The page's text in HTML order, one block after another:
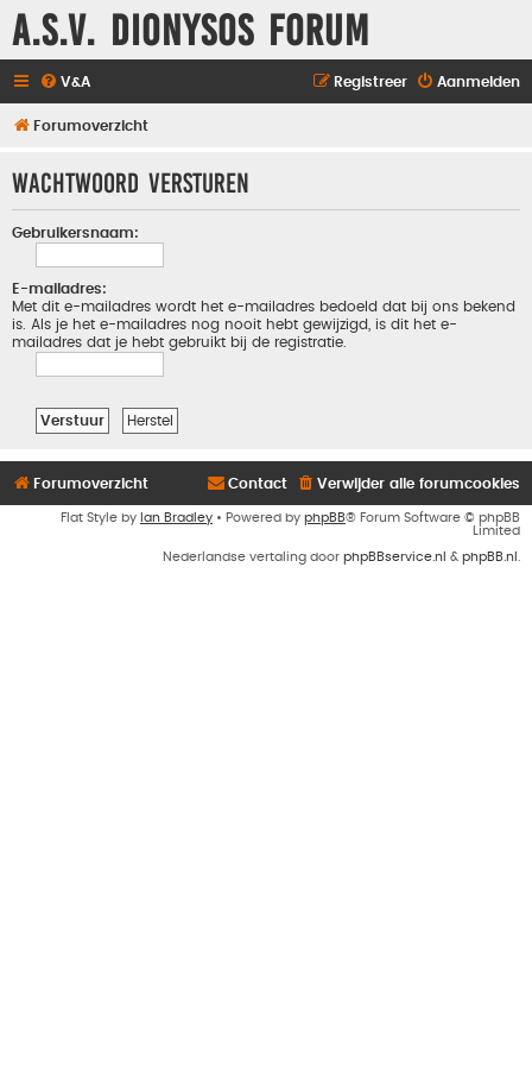
A.S.V. Dionysos Forum
V&A Aanmelden
Registreer
Forumoverzicht
Wachtwoord versturen
Gebruikersnaam:
E-mailadres:
Met dit e-mailadres wordt het e-mailadres bedoeld dat bij ons bekend
is. Als je het e-mailadres nog nooit hebt gewijzigd, is dit het e-
mailadres dat je hebt gebruikt bij de registratie.
Forumoverzicht Verwijder alle forumcookies
Contact
Flat Style by Ian Bradley • Powered by phpBB® Forum Software © phpBB
Limited
Nederlandse vertaling door phpBBservice.nl & phpBB.nl .